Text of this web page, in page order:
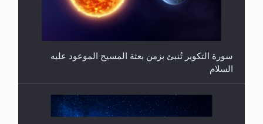
هل من الصحيح أن ديّة المرأة المقتولة تساوي نصف ديّة
حقيقة المسيح الدجال